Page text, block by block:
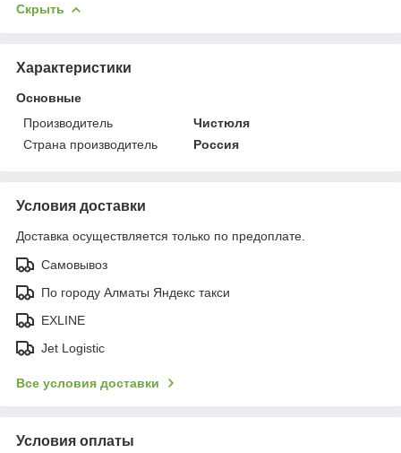
Скрыть
Характеристики
Основные
Производитель
Чистюля
Страна производитель
Россия
Условия доставки
Доставка осуществляется только по предоплате.
Самовывоз
По городу Алматы Яндекс такси
EXLINE
Jet Logistic
Все условия доставки
Условия оплаты